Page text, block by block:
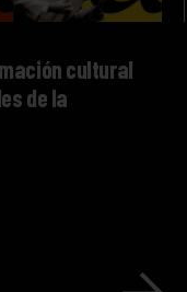
cultural
de la